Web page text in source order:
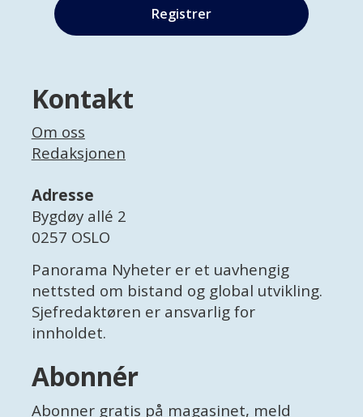
Kontakt
Om oss
Redaksjonen
Adresse
Bygdøy allé 2
0257 OSLO
Panorama Nyheter er et uavhengig
nettsted om bistand og global utvikling.
Sjefredaktøren er ansvarlig for
innholdet.
Abonnér
Abonner gratis på magasinet, meld